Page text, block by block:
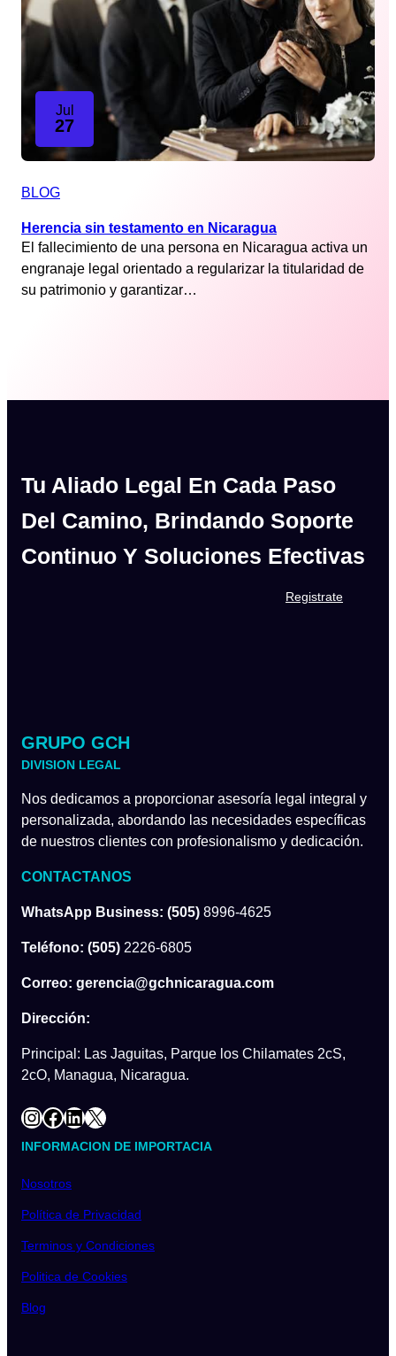
Jul
27
BLOG
Herencia sin testamento en Nicaragua
El fallecimiento de una persona en Nicaragua activa un
engranaje legal orientado a regularizar la titularidad de
su patrimonio y garantizar…
Tu Aliado Legal En Cada Paso
Del Camino, Brindando Soporte
Continuo Y Soluciones Efectivas
Registrate
GRUPO GCH
DIVISION LEGAL
Nos dedicamos a proporcionar asesoría legal integral y
personalizada, abordando las necesidades específicas
de nuestros clientes con profesionalismo y dedicación.
CONTACTANOS
WhatsApp Business: (505) 8996-4625
Teléfono: (505) 2226-6805
Correo: gerencia@gchnicaragua.com
Dirección:
Principal: Las Jaguitas, Parque los Chilamates 2cS,
2cO, Managua, Nicaragua.
InstagramFacebook LinkedIn X
INFORMACION DE IMPORTACIA
Nosotros
Política de Privacidad
Terminos y Condiciones
Politica de Cookies
Blog